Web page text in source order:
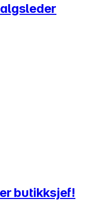
butikksjef!